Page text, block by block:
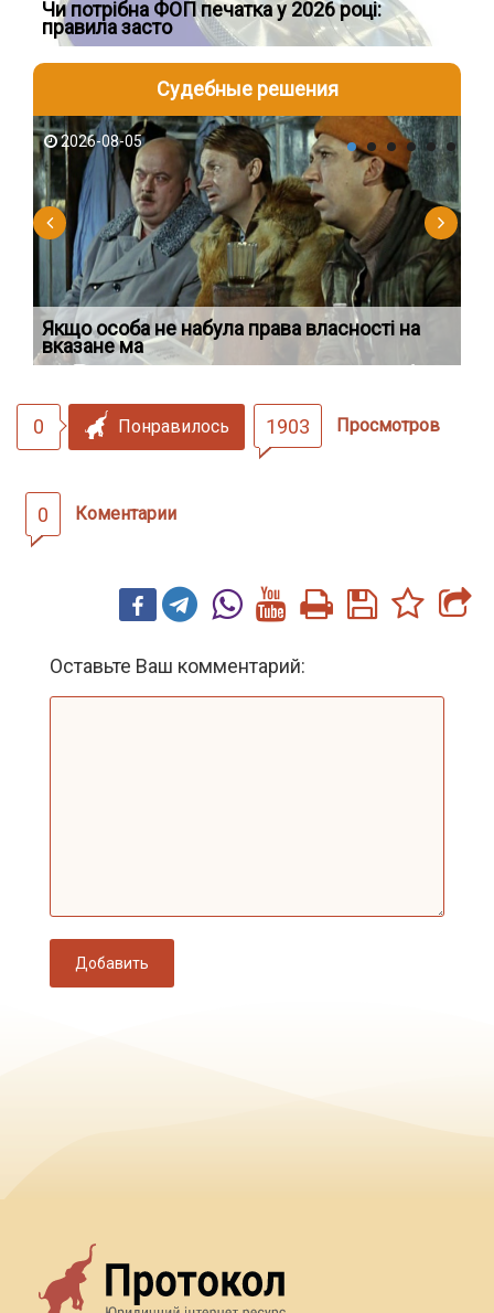
Чи потрібна ФОП печатка у 2026 році:
правила засто
Судебные решения
2026-08-05
Якщо особа не набула права власності на
вказане ма
0 Понравилось 1903 Просмотров
0 Коментарии
Оставьте Ваш комментарий:
Добавить